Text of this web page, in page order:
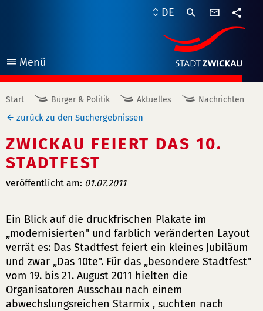
Menü
öffnen
DE
Start Bürger & Politik Aktuelles Nachrichten
zurück zu den Suchergebnissen
ZWICKAU FEIERT DAS 10.
STADTFEST
veröffentlicht am: 01.07.2011
Ein Blick auf die druckfrischen Plakate im
„modernisierten" und farblich veränderten Layout
verrät es: Das Stadtfest feiert ein kleines Jubiläum
und zwar „Das 10te". Für das „besondere Stadtfest"
vom 19. bis 21. August 2011 hielten die
Organisatoren Ausschau nach einem
abwechslungsreichen Starmix , suchten nach